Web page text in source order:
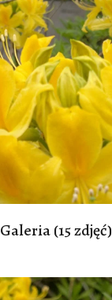
Galeria (15 zdjęć)